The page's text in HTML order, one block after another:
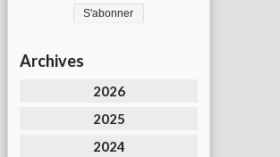
Archives
2026
2025
2024